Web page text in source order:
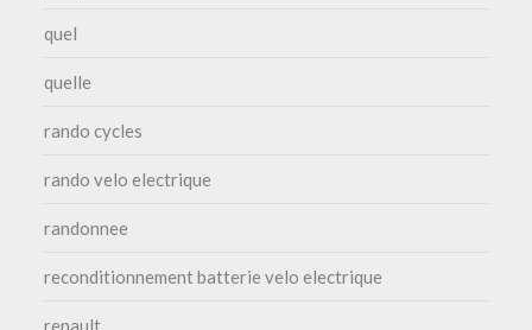
quel
quelle
rando cycles
rando velo electrique
randonnee
reconditionnement batterie velo electrique
renault